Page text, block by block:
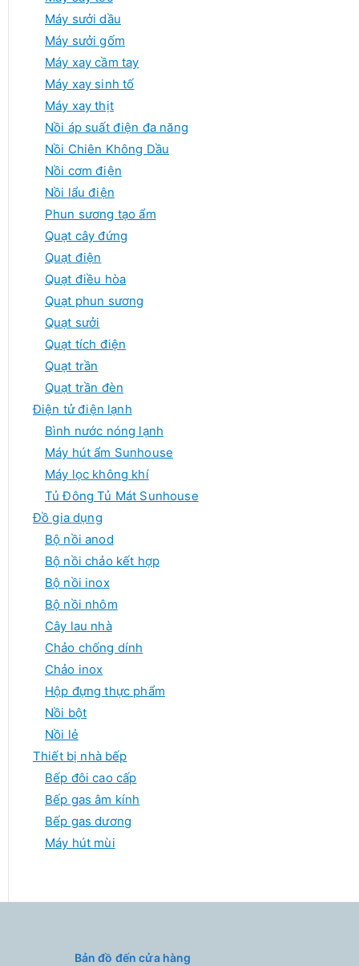
Máy sưởi dầu
Máy sưởi gốm
Máy xay cầm tay
Máy xay sinh tố
Máy xay thịt
Nồi áp suất điện đa năng
Nồi Chiên Không Dầu
Nồi cơm điện
Nồi lẩu điện
Phun sương tạo ẩm
Quạt cây đứng
Quạt điện
Quạt điều hòa
Quạt phun sương
Quạt sưởi
Quạt tích điện
Quạt trần
Quạt trần đèn
Điện tử điện lạnh
Bình nước nóng lạnh
Máy hút ẩm Sunhouse
Máy lọc không khí
Tủ Đông Tủ Mát Sunhouse
Đồ gia dụng
Bộ nồi anod
Bộ nồi chảo kết hợp
Bộ nồi inox
Bộ nồi nhôm
Cây lau nhà
Chảo chống dính
Chảo inox
Hộp đựng thực phẩm
Nồi bột
Nồi lẻ
Thiết bị nhà bếp
Bếp đôi cao cấp
Bếp gas âm kính
Bếp gas dương
Máy hút mùi
Bản đồ đến cửa hàng